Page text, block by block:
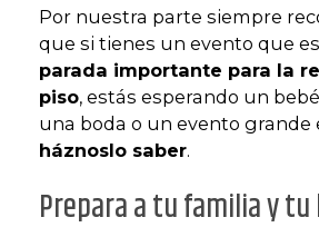
Por nuestra parte siempre
que si tienes un evento que
parada importante para la
piso, estás esperando un
una boda o un evento grande
háznoslo saber.
Prepara a tu familia y